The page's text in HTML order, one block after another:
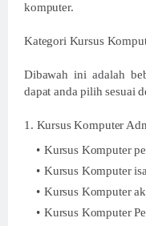
komputer.
Kategori Kursus
Dibawah ini adalah
dapat anda pilih sesuai
1. Kursus Komputer
Kursus Komputer
Kursus Komputer
Kursus Komputer
Kursus Komputer